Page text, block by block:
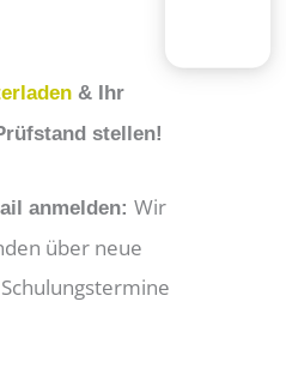
& Ihr
stellen!
anmelden: Wir
über neue